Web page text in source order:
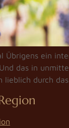
Übrigens ein
das in
lieblich durch